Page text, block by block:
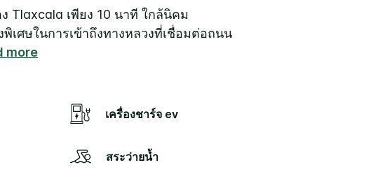
Tlaxcala เพียง 10 นาที ใกล้นิคม
เศษในการเข้าถึงทางหลวงที่เชื่อมต่อถนน
more
เครื่องชาร์จ ev
สระว่ายน้ำ